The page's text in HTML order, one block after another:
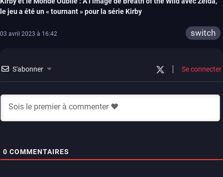
le jeu a été un « tournant » pour la série Kirby
03 avril 2023 à 16:42 switch
S'abonner Se connecter
0 COMMENTAIRES